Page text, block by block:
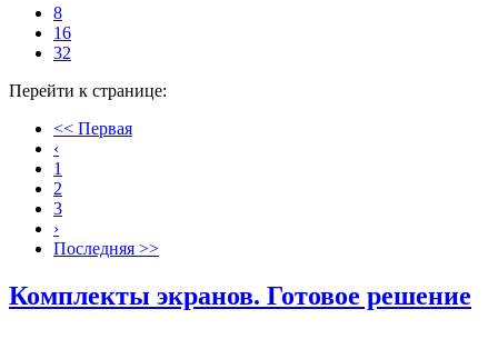
8
16
32
Перейти к странице:
<< Первая
‹
1
2
3
›
Последняя >>
Комплекты экранов. Готовое решение